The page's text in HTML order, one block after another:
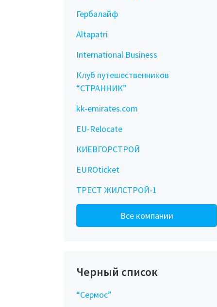
Гербалайф
Altapatri
International Business
Клуб путешественников
“СТРАННИК”
kk-emirates.com
EU-Relocate
КИЕВГОРСТРОЙ
EUROticket
ТРЕСТ ЖИЛСТРОЙ-1
Все компании
Черный список
“Сермос”